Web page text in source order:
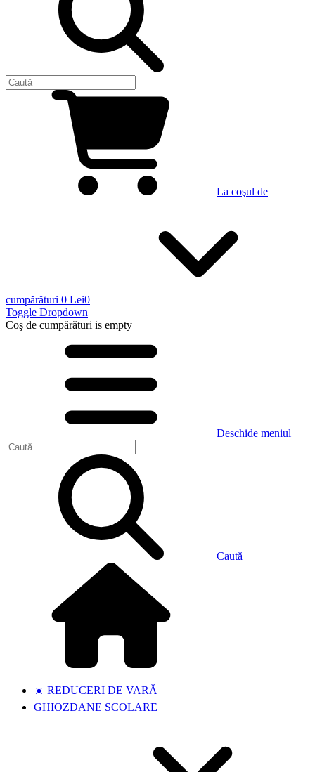
La coşul de
cumpărături 0 Lei0
Toggle Dropdown
Coş de cumpărături is empty
Deschide meniul
Caută
☀️ REDUCERI DE VARĂ
GHIOZDANE SCOLARE